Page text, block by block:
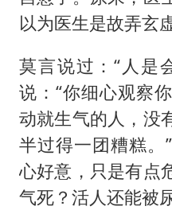
以为医生是故弄玄
莫言说过：“人是
说：“你细心观察
动就生气的人，没
半过得一团糟糕。
心好意，只是有点
气死？活人还能被